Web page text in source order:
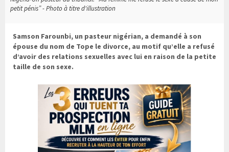
petit pénis” - Photo à titre d'illustration
Samson Farounbi, un pasteur nigérian, a demandé à son
épouse du nom de Tope le divorce, au motif qu’elle a refusé
d’avoir des relations sexuelles avec lui en raison de la petite
taille de son sexe.